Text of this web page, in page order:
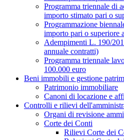
Programma triennale di
importo stimato pari o
Programmazione
importo pari o superiore
Adempimenti L. 190/
annuale contratti)
Programma triennale
100.000 euro
Beni immobili e gestione
Patrimonio immobiliare
Canoni di locazione e
Controlli e rilievi
Organi di revisione
Corte dei Conti
Rilievi Corte dei